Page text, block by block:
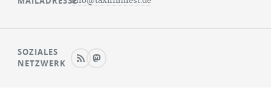
SOZIALES
NETZWERK